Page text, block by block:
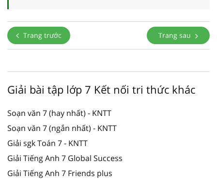
Trang trước Trang sau
Giải bài tập lớp 7 Kết nối tri thức khác
Soạn văn 7 (hay nhất) - KNTT
Soạn văn 7 (ngắn nhất) - KNTT
Giải sgk Toán 7 - KNTT
Giải Tiếng Anh 7 Global Success
Giải Tiếng Anh 7 Friends plus